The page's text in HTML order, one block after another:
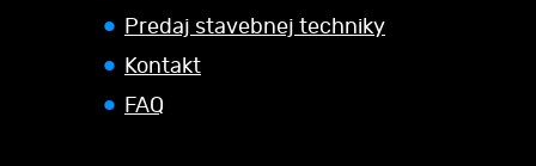
Predaj stavebnej techniky
Kontakt
FAQ